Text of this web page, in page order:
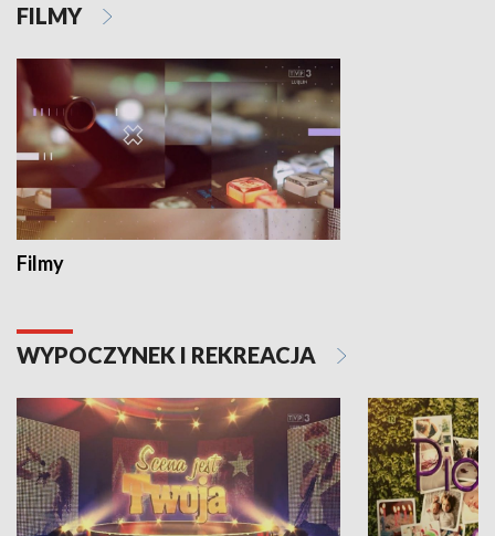
FILMY
Filmy
WYPOCZYNEK I REKREACJA